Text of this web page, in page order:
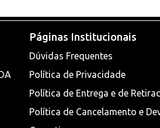
Páginas Institucionais
Dúvidas Frequentes
Política de Privacidade
Política de Entrega e de
Política de Cancelamento e